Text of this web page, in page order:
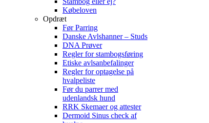
Købeloven
Opdræt
Før Parring
Danske Avlshanner – Studs
DNA Prøver
Regler for stambogsføring
Etiske avlsanbefalinger
Regler for optagelse på
hvalpeliste
Før du parrer med
udenlandsk hund
RRK Skemaer og attester
Dermoid Sinus check af